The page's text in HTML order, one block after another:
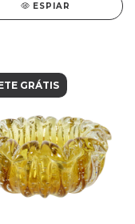
ESPIAR
GRÁTIS